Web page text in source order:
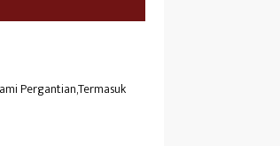
Pergantian,Termasuk